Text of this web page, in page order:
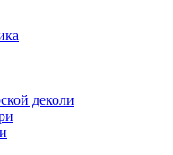
деколи